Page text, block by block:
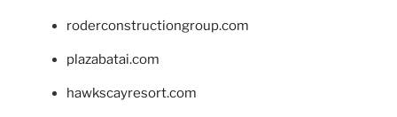
roderconstructiongroup.com
plazabatai.com
hawkscayresort.com